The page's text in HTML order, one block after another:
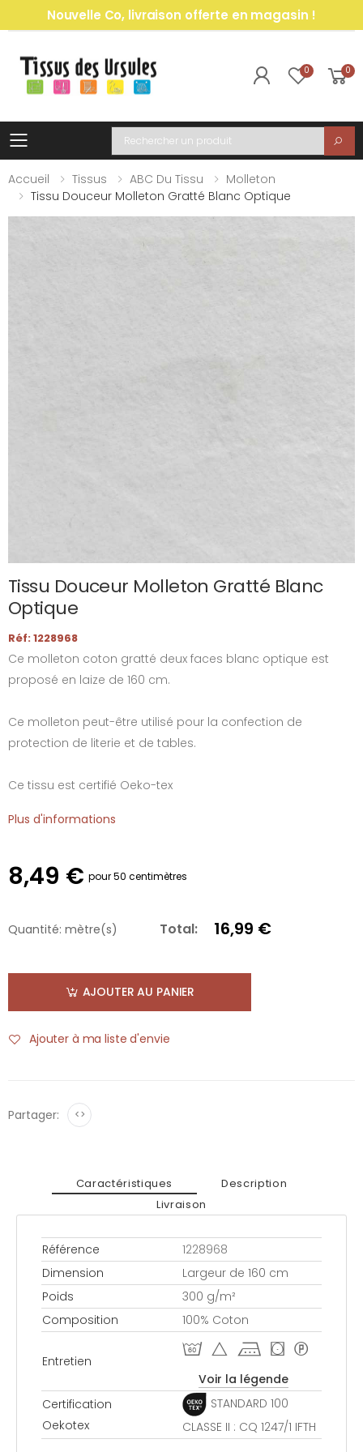
Nouvelle Co, livraison offerte en magasin !
0 0
Toggle mobile menu
Recherche
Accueil
Tissus ABC Du Tissu
Molleton
Tissu Douceur Molleton Gratté Blanc Optique
Tissu Douceur Molleton Gratté Blanc
Optique
Réf: 1228968
Ce molleton coton gratté deux faces blanc optique est
proposé en laize de 160 cm.
Ce molleton peut-être utilisé pour la confection de
protection de literie et de tables.
Ce tissu est certifié Oeko-tex
Plus d'informations
8,49 € pour 50 centimètres
Quantité: mètre(s) Total: 16,99 €
AJOUTER AU PANIER
Ajouter à ma liste d'envie
Partager: <>
Caractéristiques
Description
Livraison
Référence
1228968
Dimension
Largeur de 160 cm
Poids
300 g/m²
Composition
100% Coton
Entretien
S o k ( *
Voir la légende
Certification
Oekotex
STANDARD 100
CLASSE II : CQ 1247/1 IFTH